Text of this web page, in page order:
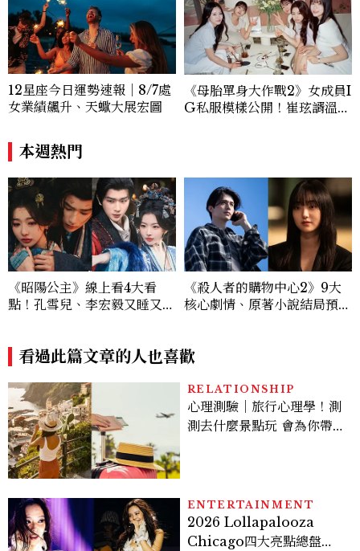
記錄時代，更是溫柔的行動——在每一段訪
談與每一篇文章裡，留下值得反覆回味的
光。
12星座今日運勢速報｜8/7處
女業績飆升、天蠍大展宏圖
《母胎單身大作戰2》女成員I
G私服模樣公開！崔玹諝溫柔
本週熱門
《昭陽公主》線上看4大看
點！孔雪兒、李宏毅又睡又鬥
《殺人者的購物中心2》9大
核心劇情、原著小說結局預測
變
看過此篇文章的人也喜歡
RELATIONSHIP
心理測驗｜旅行心理學！測
測去什麼景點玩 會為你帶來
ENTERTAINMENT
2026 Lollapalooza
Chicago四大亮點總盤